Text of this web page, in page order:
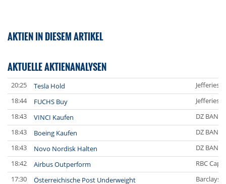
AKTIEN IN DIESEM ARTIKEL
AKTUELLE AKTIENANALYSEN
20:25 Tesla Hold
Jefferies
18:44
FUCHS Buy
Jefferies
18:43
VINCI Kaufen
DZ BANK
18:43
Boeing Kaufen
DZ BANK
18:43
Novo Nordisk Halten
DZ BANK
18:42
Airbus Outperform
RBC
17:30
Österreichische Post Underweight
Barclays